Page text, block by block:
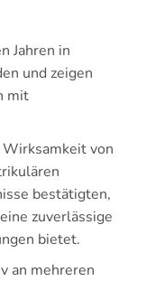
Jahren in
und zeigen
mit
von
bestätigten,
zuverlässige
bietet.
an mehreren